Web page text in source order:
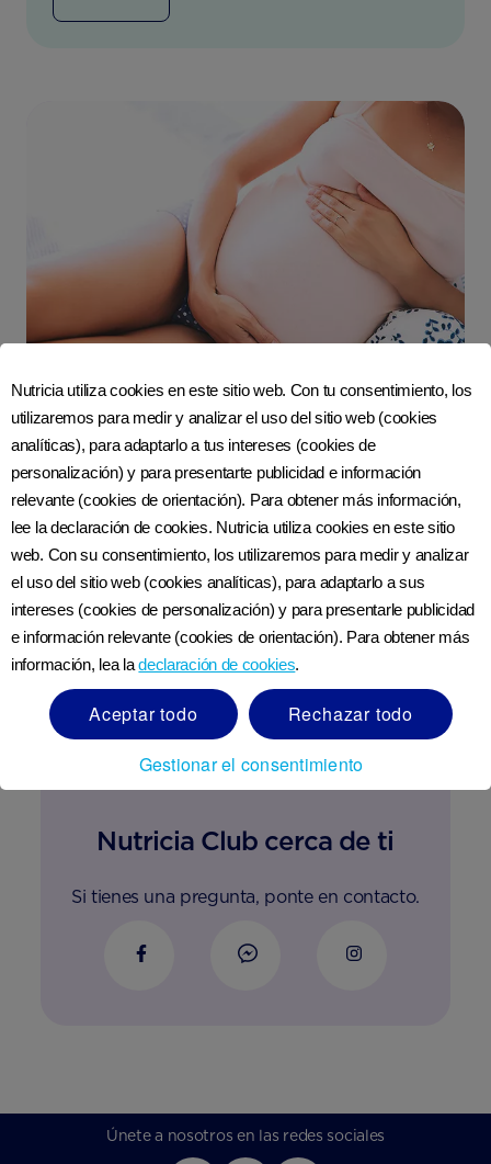
Música en el embarazo: el efecto en los
bebés por nacer
LEER MÁS
Nutricia Club cerca de ti
Si tienes una pregunta, ponte en contacto.
Únete a nosotros en las redes sociales
Nutricia utiliza cookies en este sitio web. Con tu consentimiento, los
utilizaremos para medir y analizar el uso del sitio web (cookies
analíticas), para adaptarlo a tus intereses (cookies de
personalización) y para presentarte publicidad e información
relevante (cookies de orientación). Para obtener más información,
lee la declaración de cookies. Nutricia utiliza cookies en este sitio
web. Con su consentimiento, los utilizaremos para medir y analizar
el uso del sitio web (cookies analíticas), para adaptarlo a sus
intereses (cookies de personalización) y para presentarle publicidad
e información relevante (cookies de orientación). Para obtener más
información, lea ladeclaración de cookies.
Aceptar todo
Rechazar todo
Gestionar el consentimiento